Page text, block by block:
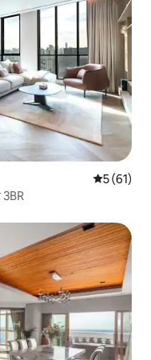
औसत रेटिंग
5 (61)